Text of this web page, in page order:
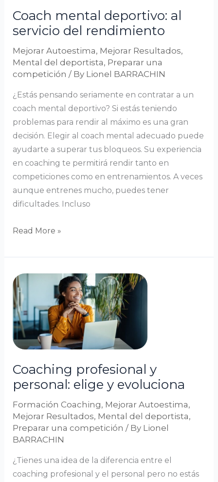
Coach mental deportivo: al
servicio del rendimiento
Mejorar Autoestima, Mejorar Resultados,
Mental del deportista, Preparar una
competición / By Lionel BARRACHIN
¿Estás pensando seriamente en contratar a un
coach mental deportivo? Si estás teniendo
problemas para rendir al máximo es una gran
decisión. Elegir al coach mental adecuado puede
ayudarte a superar tus bloqueos. Su experiencia
en coaching te permitirá rendir tanto en
competiciones como en entrenamientos. A veces
aunque entrenes mucho, puedes tener
dificultades. Incluso
Read More »
Coaching profesional y
personal: elige y evoluciona
Formación Coaching, Mejorar Autoestima,
Mejorar Resultados, Mental del deportista,
Preparar una competición / By Lionel
BARRACHIN
¿Tienes una idea de la diferencia entre el
coaching profesional y el personal pero no estás
Coaching
profesional
y
personal:
elige
y